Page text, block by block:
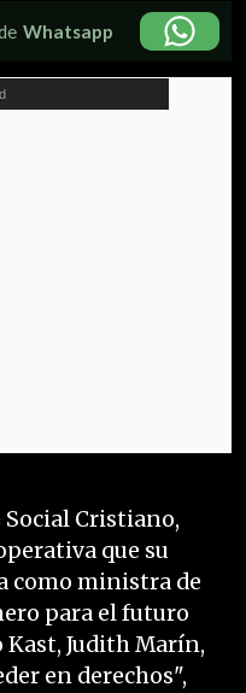
Whatsapp
Cristiano,
que su
como ministra de
para el futuro
Kast, Judith Marín,
en derechos",